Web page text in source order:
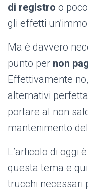
di registro o
gli effetti
Ma è davvero
punto per non
Effettivamente
alternativi
portare al non
mantenimento
L’articolo di oggi
questa tema e
trucchi necessari